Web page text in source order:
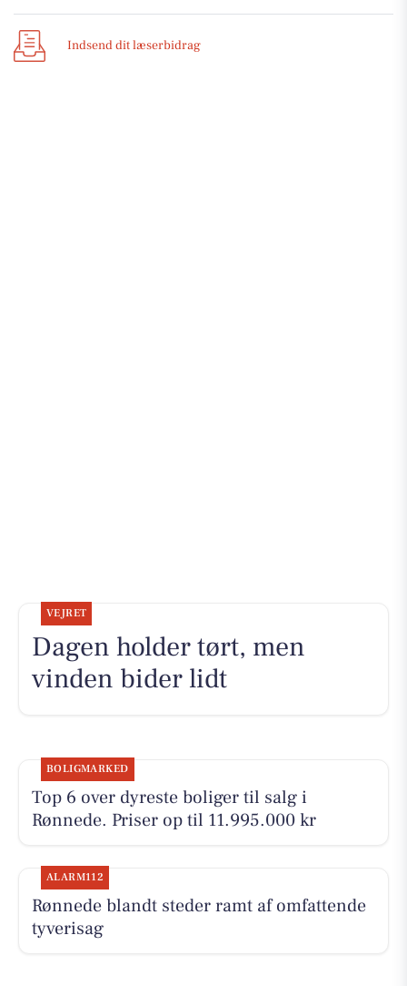
Indsend dit læserbidrag
VEJRET
Dagen holder tørt, men
vinden bider lidt
BOLIGMARKED
Top 6 over dyreste boliger til salg i
Rønnede. Priser op til 11.995.000 kr
ALARM112
Rønnede blandt steder ramt af omfattende
tyverisag